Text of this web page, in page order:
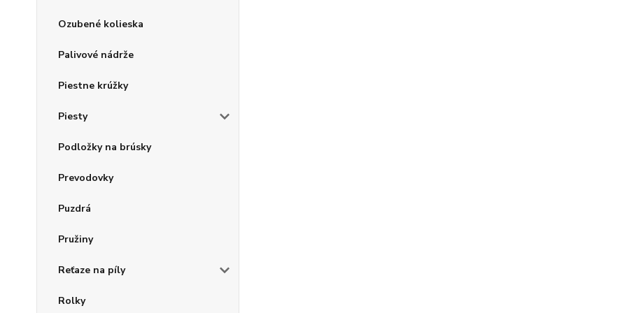
Ozubené kolieska
Palivové nádrže
Piestne krúžky
Piesty
Podložky na brúsky
Prevodovky
Puzdrá
Pružiny
Reťaze na píly
Rolky